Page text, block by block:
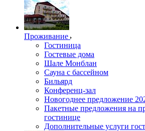
Проживание
Гостиница
Гостевые дома
Шале Монблан
Сауна с бассейном
Бильярд
Конференц-зал
Новогоднее предложение
Пакетные предложения на
гостинице
Дополнительные услуги